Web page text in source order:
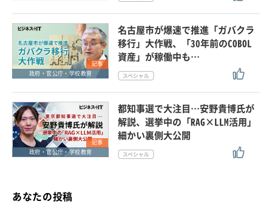
記事
政府・官公庁・学校教育
名古屋市が爆速で推進「ガバクラ
移行」大作戦、「30年前のCOBOL
資産」が稼働中も…
記事
政府・官公庁・学校教育
都知事選で大注目…安野貴博氏が
解説、選挙中の「RAG×LLM活用」
細かい裏側大公開
あなたの投稿